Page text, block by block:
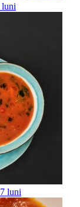
luni
7 luni